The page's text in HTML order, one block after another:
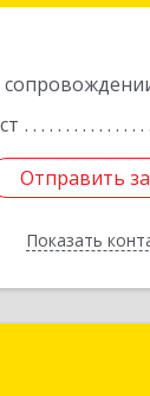
Отправить
Показать
Отправить
Назад